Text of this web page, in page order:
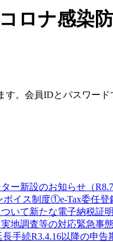
ロナ感染
。会員IDとパスワード
①e-Tax委任
新たな電子納税証
緊急事
R3.4.16以降の申告